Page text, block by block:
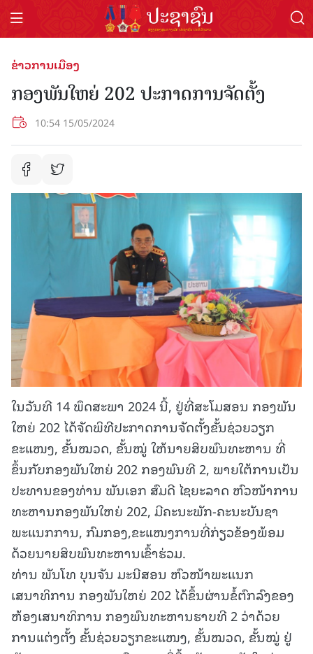
ຂ່າວການເມືອງ
ກອງພັນໃຫຍ່ 202 ປະກາດການຈັດຕັ້ງ
10:54 15/05/2024
ໃນວັນທີ 14 ພຶດສະພາ 2024 ນີ້, ຢູ່ທີ່ສະໂມສອນ ກອງພັນ
ໃຫຍ່ 202 ໄດ້ຈັດພິທີປະກາດການຈັດຕັ້ງຂັ້ນຊ່ວຍວຽກ
ຂະແໜງ, ຂັ້ນໝວດ, ຂັ້ນໝູ່ ໃຫ້ນາຍສິບພົນທະຫານ ທີ່
ຂຶ້ນກັບກອງພັນໃຫຍ່ 202 ກອງພົນທີ 2, ພາຍໃຕ້ການເປັນ
ປະທານຂອງທ່ານ ພັນເອກ ສົມດີ ໄຊຍະລາດ ຫົວໜ້າການ
ທະຫານກອງພັນໃຫຍ່ 202, ມີຄະນະພັກ-ຄະນະບັນຊາ
ພະແນກການ, ກົມກອງ,ຂະແໜງການທີ່ກ່ຽວຂ້ອງພ້ອມ
ດ້ວຍນາຍສິບພົນທະຫານເຂົ້າຮ່ວມ.
ທ່ານ ພັນໂທ ບຸນຈັນ ມະນີສອນ ຫົວໜ້າພະແນກ
ເສນາທິການ ກອງພັນໃຫຍ່ 202 ໄດ້ຂຶ້ນຜ່ານຂໍ້ຕົກລົງຂອງ
ຫ້ອງເສນາທິການ ກອງພົນທະຫານຮາບທີ 2 ວ່າດ້ວຍ
ການແຕ່ງຕັ້ງ ຂັ້ນຊ່ວຍວຽກຂະແໜງ, ຂັ້ນໝວດ, ຂັ້ນໝູ່ ຢູ່